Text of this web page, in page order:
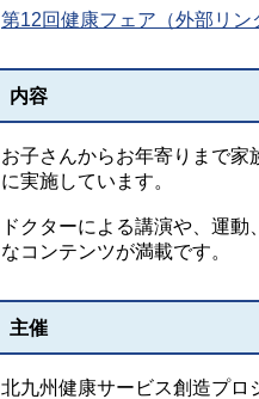
第12回健康フェア（外部リン
内容
お子さんからお年寄りまで
に実施しています。
ドクターによる講演や、運
なコンテンツが満載です。
主催
北九州健康サービス創造プロ